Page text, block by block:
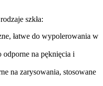
szkła:
łatwe do wypolerowania w
odporne na pęknięcia i
na zarysowania, stosowane